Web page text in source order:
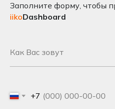
Заполните форму, чтобы
iikoDashboard
+7